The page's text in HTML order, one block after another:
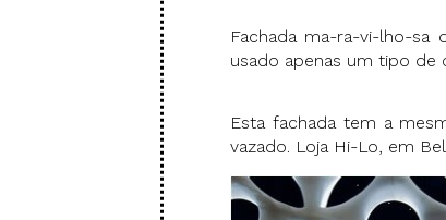
Fachada ma-ra-vi-lho-sa
usado apenas um tipo de
Esta fachada tem a
vazado. Loja Hi-Lo, em